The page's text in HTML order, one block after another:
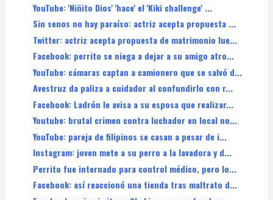
YouTube: 'Niñito Dios' 'hace' el 'Kiki challenge' ...
Sin senos no hay paraíso: actriz acepta propuesta ...
Twitter: actriz acepta propuesta de matrimonio lue...
Facebook: perrito se niega a dejar a su amigo atro...
YouTube: cámaras captan a camionero que se salvó d...
Avestruz da paliza a cuidador al confundirlo con r...
Facebook: Ladrón le avisa a su esposa que realizar...
Youtube: brutal crimen contra luchador en local no...
YouTube: pareja de filipinos se casan a pesar de i...
Instagram: joven mete a su perro a la lavadora y d...
Perrito fue internado para control médico, pero lo...
Facebook: así reaccionó una tienda tras maltrato d...